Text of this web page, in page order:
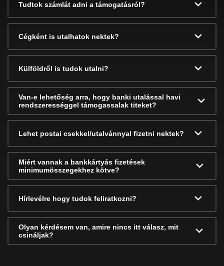
Tudtok számlát adni a támogatásról?
Cégként is utalhatok nektek?
Külföldről is tudok utalni?
Van-e lehetőség arra, hogy banki utalással havi
rendszerességgel támogassalak titeket?
Lehet postai csekkel/utalvánnyal fizetni nektek?
Miért vannak a bankkártyás fizetések
minimumösszegekhez kötve?
Hírlevélre hogy tudok feliratkozni?
Olyan kérdésem van, amire nincs itt válasz, mit
csináljak?